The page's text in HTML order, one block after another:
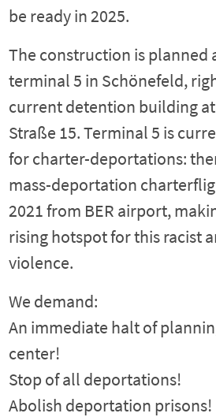
be ready in 2025.
The construction is planned
terminal 5 in Schönefeld,
current detention building
Straße 15. Terminal 5 is
for charter-deportations:
mass-deportation
2021 from BER airport,
rising hotspot for this racist
violence.
We demand:
An immediate halt of
center!
Stop of all deportations!
Abolish deportation prisons!